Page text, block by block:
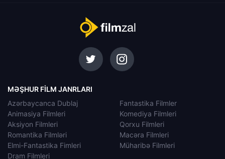
MƏŞHUR FILM JANRLARI
Azərbaycanca Dublaj
Animasiya Filmleri
Aksiyon Filmleri
Romantika Filmləri
Elmi-Fantastika Fimleri
Dram Filmleri
Fantastika Filmler
Komediya Filmleri
Qorxu Filmleri
Macəra Filmleri
Müharibə Filmleri